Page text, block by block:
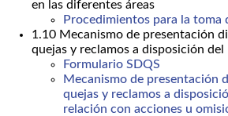
en las diferentes áreas
Procedimientos para la toma
1.10 Mecanismo de presentación
quejas y reclamos a disposición
Formulario SDQS
Mecanismo de presentación
quejas y reclamos a
relación con acciones u